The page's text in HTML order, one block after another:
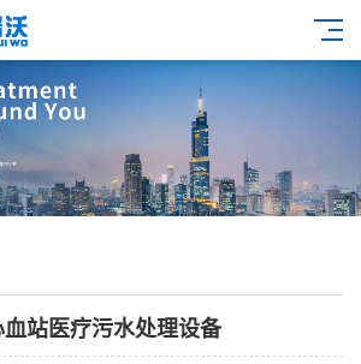
站医疗污水处理设备